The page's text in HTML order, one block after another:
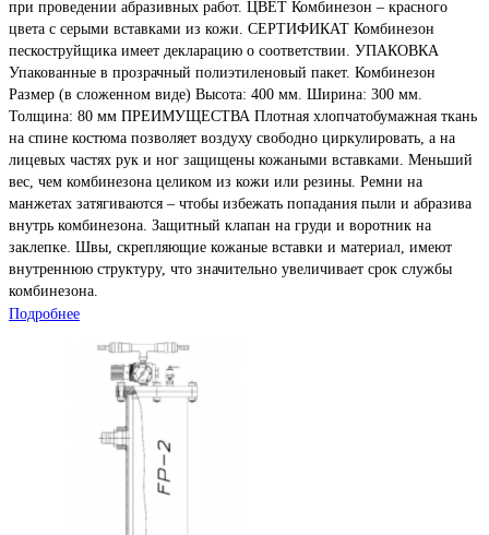
при проведении абразивных работ. ЦВЕТ Комбинезон – красного
цвета с серыми вставками из кожи. СЕРТИФИКАТ Комбинезон
пескоструйщика имеет декларацию о соответствии. УПАКОВКА
Упакованные в прозрачный полиэтиленовый пакет. Комбинезон
Размер (в сложенном виде) Высота: 400 мм. Ширина: 300 мм.
Толщина: 80 мм ПРЕИМУЩЕСТВА Плотная хлопчатобумажная ткань
на спине костюма позволяет воздуху свободно циркулировать, а на
лицевых частях рук и ног защищены кожаными вставками. Меньший
вес, чем комбинезона целиком из кожи или резины. Ремни на
манжетах затягиваются – чтобы избежать попадания пыли и абразива
внутрь комбинезона. Защитный клапан на груди и воротник на
заклепке. Швы, скрепляющие кожаные вставки и материал, имеют
внутреннюю структуру, что значительно увеличивает срок службы
комбинезона.
Подробнее